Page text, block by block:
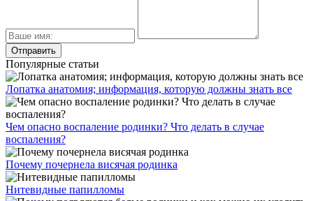
Популярные статьи
Лопатка анатомия; информация, которую должны знать все
Чем опасно воспаление родинки? Что делать в случае
воспаления?
Почему почернела висячая родинка
Нитевидные папилломы